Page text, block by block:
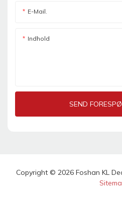
E-Mail.
Indhold
SEND
Copyright © 2026 Foshan KL